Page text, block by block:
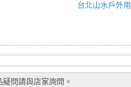
台北山水戶外
問請與店家詢問。